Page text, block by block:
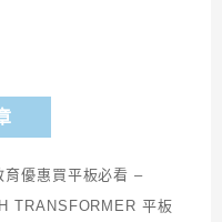
優惠買平板必看 –
TRANSFORMER 平板